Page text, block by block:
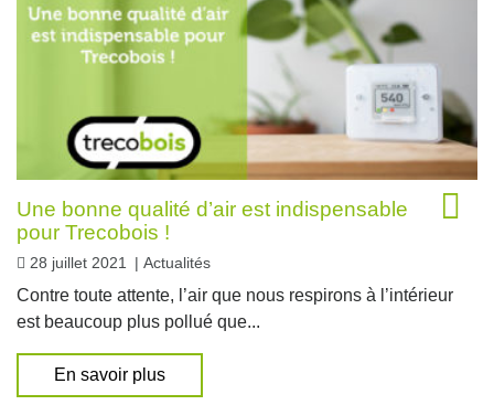
Une bonne qualité d’air est indispensable
pour Trecobois !
28 juillet 2021 | Actualités
Contre toute attente, l’air que nous respirons à l’intérieur
est beaucoup plus pollué que...
En savoir plus